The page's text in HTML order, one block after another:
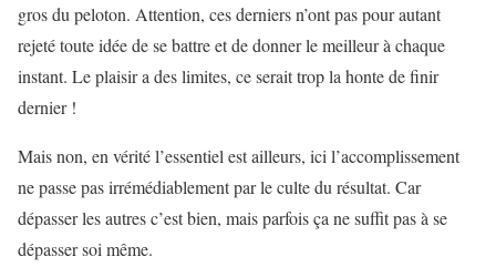
gros du peloton. Attention, ces derniers n’ont pas pour autant
rejeté toute idée de se battre et de donner le meilleur à chaque
instant. Le plaisir a des limites, ce serait trop la honte de finir
dernier !
Mais non, en vérité l’essentiel est ailleurs, ici l’accomplissement
ne passe pas irrémédiablement par le culte du résultat. Car
dépasser les autres c’est bien, mais parfois ça ne suffit pas à se
dépasser soi même.